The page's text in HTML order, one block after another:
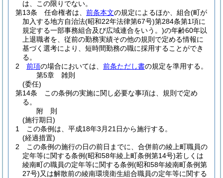
は、この限りでない。
第13条
任命権者は、 前条本文の規定によるほか、組合(町が
加入する地方自治法(昭和22年法律第67号)第284条第1項に
規定する一部事務組合及び広域連合をいう。)の年齢60年以
上退職者を、従前の勤務実績その他の規則で定める情報に
基づく選考により、短時間勤務の職に採用することができ
る。
2
前項の場合においては、 前条ただし書の規定を準用する。
第5章
雑則
(委任)
第14条
この条例の実施に関し必要な事項は、規則で定め
る。
附 則
(施行期日)
1
この条例は、平成18年3月21日から施行する。
(経過措置)
2
この条例の施行の日の前日までに、合併前の綾上町職員の
定年等に関する条例(昭和58年綾上町条例第14号)若しくは
綾南町の職員の定年等に関する条例(昭和58年綾南町条例第
27号)又は解散前の綾南環境衛生組合職員の定年等に関する